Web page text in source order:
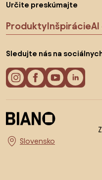
Určite preskúmajte
ProduktyInšpirácie
Sledujte nás na
Vyberte krajinu